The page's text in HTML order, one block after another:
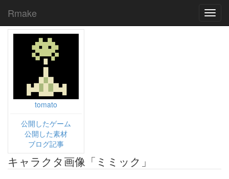
Rmake
tomato
公開したゲーム
公開した素材
ブログ記事
キャラクタ画像「ミミック」